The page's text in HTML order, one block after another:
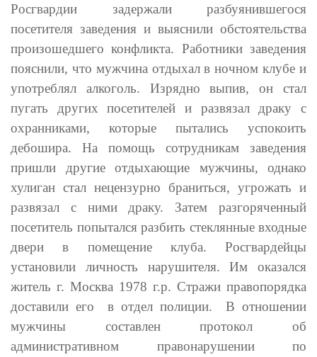
Росгвардии задержали разбуянившегося
посетителя заведения и выяснили обстоятельства
произошедшего конфликта. Работники заведения
пояснили, что мужчина отдыхал в ночном клубе и
употреблял алкоголь. Изрядно выпив, он стал
пугать других посетителей и развязал драку с
охранниками, которые пытались успокоить
дебошира. На помощь сотрудникам заведения
пришли другие отдыхающие мужчины, однако
хулиган стал нецензурно браниться, угрожать и
развязал с ними драку. Затем разгоряченный
посетитель попытался разбить стеклянные входные
двери в помещение клуба. Росгвардейцы
установили личность нарушителя. Им оказался
житель г. Москва 1978 г.р. Стражи правопорядка
доставили его в отдел полиции. В отношении
мужчины составлен протокол об
административном правонарушении по